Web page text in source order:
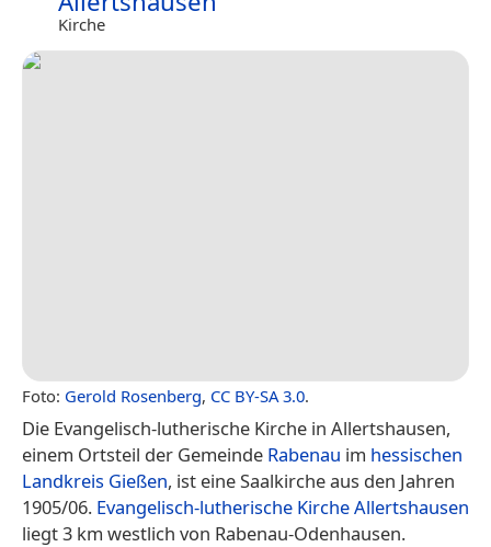
Kirche
Foto: Gerold Rosenberg, CC BY-SA 3.0.
Die Evangelisch-lutherische Kirche in Allertshausen,
einem Ortsteil der Gemeinde Rabenau im hessischen
Landkreis Gießen, ist eine Saalkirche aus den Jahren
1905/06. Evangelisch-lutherische Kirche Allertshausen
liegt 3 km westlich von Rabenau-Odenhausen.